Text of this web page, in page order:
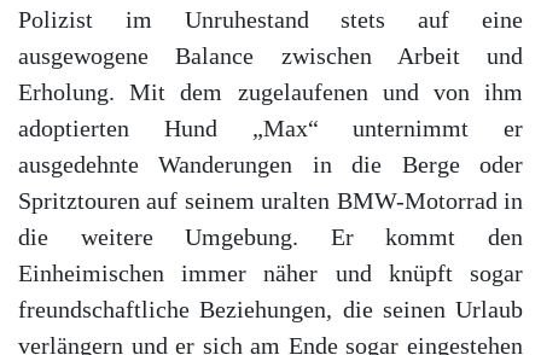
Polizist im Unruhestand stets auf eine
ausgewogene Balance zwischen Arbeit und
Erholung. Mit dem zugelaufenen und von ihm
adoptierten Hund „Max“ unternimmt er
ausgedehnte Wanderungen in die Berge oder
Spritztouren auf seinem uralten BMW-Motorrad in
die weitere Umgebung. Er kommt den
Einheimischen immer näher und knüpft sogar
freundschaftliche Beziehungen, die seinen Urlaub
verlängern und er sich am Ende sogar eingestehen